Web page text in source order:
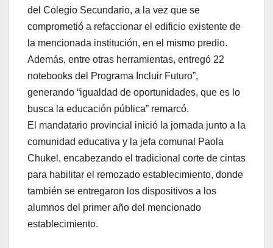
del Colegio Secundario, a la vez que se
comprometió a refaccionar el edificio existente de
la mencionada institución, en el mismo predio.
Además, entre otras herramientas, entregó 22
notebooks del Programa Incluir Futuro”,
generando “igualdad de oportunidades, que es lo
busca la educación pública” remarcó.
El mandatario provincial inició la jornada junto a la
comunidad educativa y la jefa comunal Paola
Chukel, encabezando el tradicional corte de cintas
para habilitar el remozado establecimiento, donde
también se entregaron los dispositivos a los
alumnos del primer año del mencionado
establecimiento.